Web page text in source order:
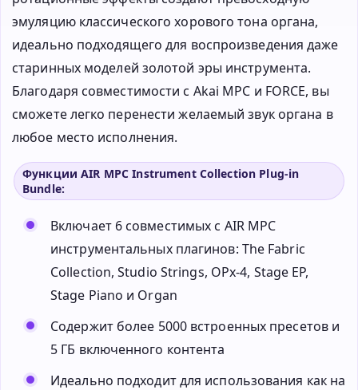
эмуляцию классического хорового тона органа,
идеально подходящего для воспроизведения даже
старинных моделей золотой эры инструмента.
Благодаря совместимости с Akai MPC и FORCE, вы
сможете легко перенести желаемый звук органа в
любое место исполнения.
Функции AIR MPC Instrument Collection Plug-in
Bundle:
Включает 6 совместимых с AIR MPC
инструментальных плагинов: The Fabric
Collection, Studio Strings, OPx-4, Stage EP,
Stage Piano и Organ
Содержит более 5000 встроенных пресетов и
5 ГБ включенного контента
Идеально подходит для использования как на